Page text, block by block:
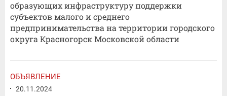
образующих инфраструктуру поддержки
субъектов малого и среднего
предпринимательства на территории городского
округа Красногорск Московской области
ОБЪЯВЛЕНИЕ
20.11.2024